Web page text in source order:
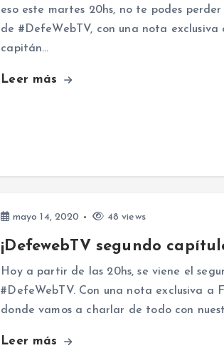
eso este martes 20hs, no te podes
de #DefeWebTV, con una nota exclusiva
capitán…
Leer más
mayo 14, 2020 48 views
¡DefewebTV segundo
Hoy a partir de las 20hs, se viene el
#DefeWebTV. Con una nota exclusiva a
donde vamos a charlar de todo con
Leer más